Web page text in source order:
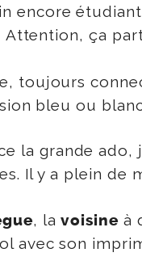
encore
Attention, ça
toujours
bleu ou
la grande ado,
Il y a plein de
, lavoisine à
avec son